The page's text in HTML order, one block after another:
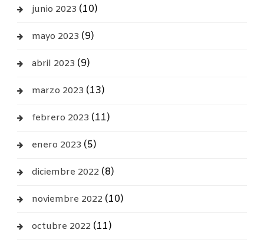
junio 2023 (10)
mayo 2023 (9)
abril 2023 (9)
marzo 2023 (13)
febrero 2023 (11)
enero 2023 (5)
diciembre 2022 (8)
noviembre 2022 (10)
octubre 2022 (11)